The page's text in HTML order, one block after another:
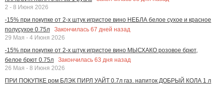
2 - 8 Июня 2026
-15% при покупке от 2-х штук игристое вино НЕБЛА белое сухое и красное
полусухое 0.75л
Закончилась 67 дней назад
29 Мая - 4 Июня 2026
-15% при покупке от 2-х штук игристое вино МЫСХАКО розовое брют,
белое брют 0.75л
Закончилась 63 дня назад
26 Мая - 8 Июня 2026
ПРИ ПОКУПКЕ ром БЛЭК ПИРЛ УАЙТ 0.7л газ. напиток ДОБРЫЙ КОЛА 1 л